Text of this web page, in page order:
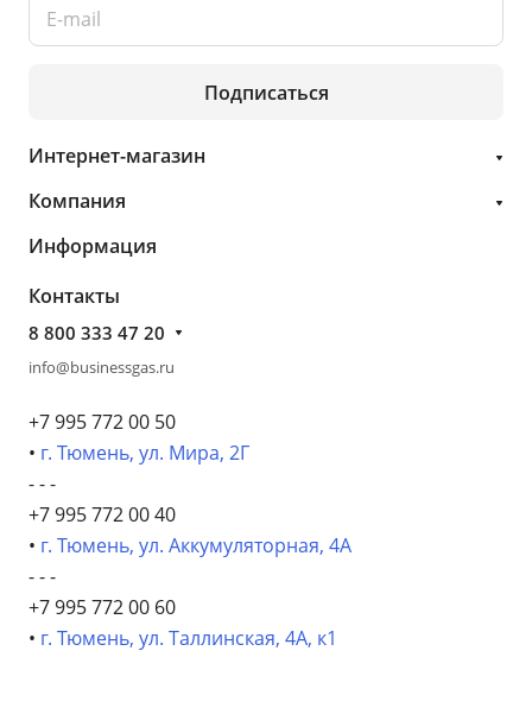
Подписаться
Интернет-магазин
Компания
Информация
Контакты
8 800 333 47 20
info@businessgas.ru
+7 995 772 00 50
• г. Тюмень, ул. Мира, 2Г
- - -
+7 995 772 00 40
• г. Тюмень, ул. Аккумуляторная, 4А
- - -
+7 995 772 00 60
• г. Тюмень, ул. Таллинская, 4А, к1